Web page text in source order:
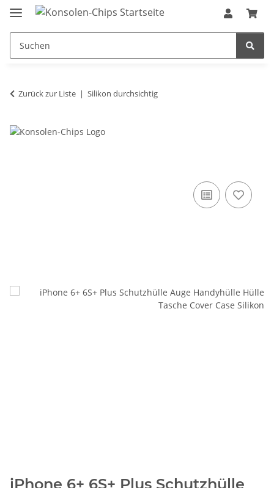
Zurück zur Liste Silikon durchsichtig
iPhone 6+ 6S+ Plus Schutzhülle